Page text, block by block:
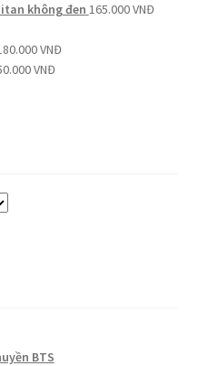
không đen 165.000VNĐ
VNĐ
VNĐ
BTS